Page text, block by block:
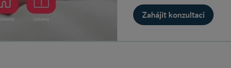
Zahájit konzultaci